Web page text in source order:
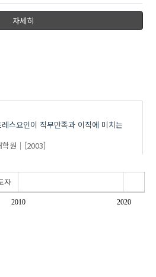
자세히
스요인이 직무만족과 이직에 미치는
원 [2003]
2010 2020
자